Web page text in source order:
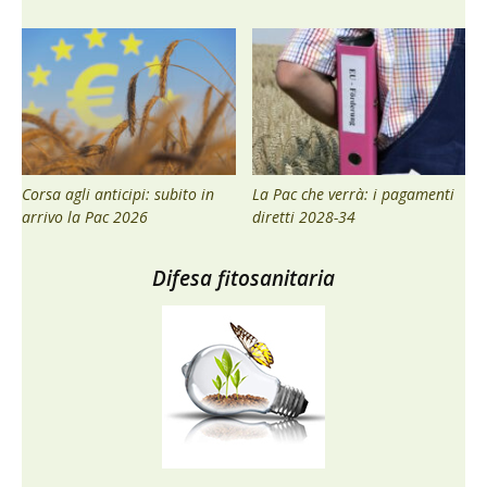
Corsa agli anticipi: subito in
arrivo la Pac 2026
La Pac che verrà: i pagamenti
diretti 2028-34
Difesa fitosanitaria